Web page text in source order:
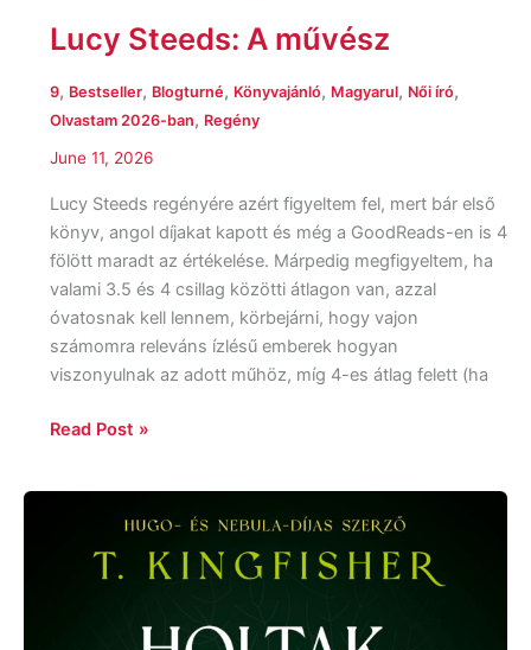
Lucy Steeds: A művész
9, Bestseller, Blogturné, Könyvajánló, Magyarul, Női író,
Olvastam 2026-ban, Regény
June 11, 2026
Lucy Steeds regényére azért figyeltem fel, mert bár első
könyv, angol díjakat kapott és még a GoodReads-en is 4
fölött maradt az értékelése. Márpedig megfigyeltem, ha
valami 3.5 és 4 csillag közötti átlagon van, azzal
óvatosnak kell lennem, körbejárni, hogy vajon
számomra releváns ízlésű emberek hogyan
viszonyulnak az adott műhöz, míg 4-es átlag felett (ha
Read Post »
Kingfisher:
Holtak